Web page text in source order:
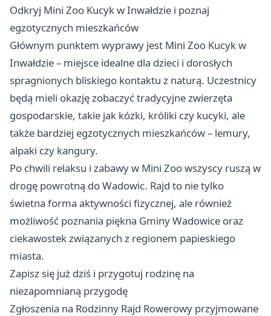
Odkryj Mini Zoo Kucyk w Inwałdzie i poznaj
egzotycznych mieszkańców
Głównym punktem wyprawy jest Mini Zoo Kucyk w
Inwałdzie – miejsce idealne dla dzieci i dorosłych
spragnionych bliskiego kontaktu z naturą. Uczestnicy
będą mieli okazję zobaczyć tradycyjne zwierzęta
gospodarskie, takie jak kózki, króliki czy kucyki, ale
także bardziej egzotycznych mieszkańców – lemury,
alpaki czy kangury.
Po chwili relaksu i zabawy w Mini Zoo wszyscy ruszą w
drogę powrotną do Wadowic. Rajd to nie tylko
świetna forma aktywności fizycznej, ale również
możliwość poznania piękna Gminy Wadowice oraz
ciekawostek związanych z regionem papieskiego
miasta.
Zapisz się już dziś i przygotuj rodzinę na
niezapomnianą przygodę
Zgłoszenia na Rodzinny Rajd Rowerowy przyjmowane